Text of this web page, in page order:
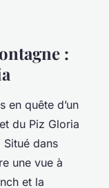
:
en quête d’un
du Piz Gloria
Situé dans
une vue à
et la